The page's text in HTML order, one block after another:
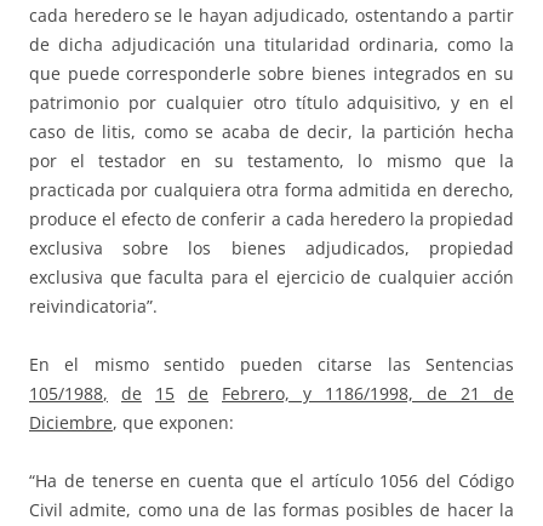
cada heredero se le hayan adjudicado, ostentando a partir
de dicha adjudicación una titularidad ordinaria, como la
que puede corresponderle sobre bienes integrados en su
patrimonio por cualquier otro título adquisitivo, y en el
caso de litis, como se acaba de decir, la partición hecha
por el testador en su testamento, lo mismo que la
practicada por cualquiera otra forma admitida en derecho,
produce el efecto de conferir a cada heredero la propiedad
exclusiva sobre los bienes adjudicados, propiedad
exclusiva que faculta para el ejercicio de cualquier acción
reivindicatoria”.
En el mismo sentido pueden citarse las Sentencias
105/1988, de 15 de
Febrero, y 1186/1998, de 21 de
Diciembre, que exponen:
“Ha de tenerse en cuenta que el artículo 1056 del Código
Civil admite, como una de las formas posibles de hacer la